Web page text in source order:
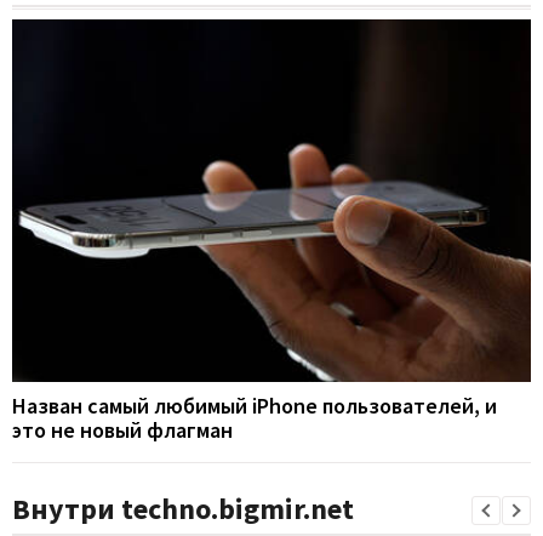
Назван самый любимый iPhone пользователей, и
это не новый флагман
Внутри techno.bigmir.net